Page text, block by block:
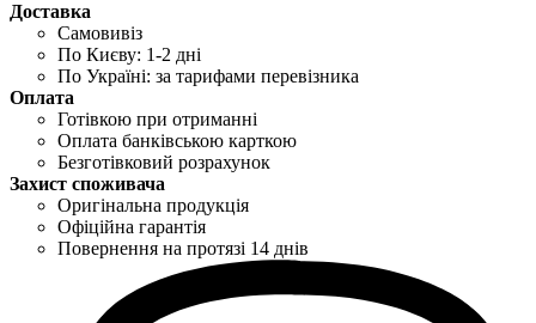
Доставка
Самовивіз
По Києву: 1-2 дні
По Україні: за тарифами перевізника
Оплата
Готівкою при отриманні
Оплата банківською карткою
Безготівковий розрахунок
Захист споживача
Оригінальна продукція
Офіційна гарантія
Повернення на протязі 14 днів